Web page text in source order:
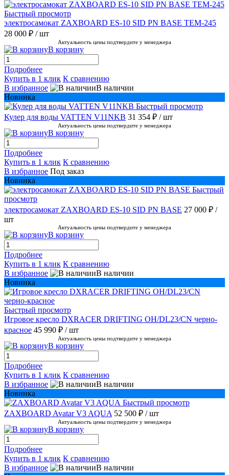
Быстрый просмотр
электросамокат ZAXBOARD ES-10 SID PN BASE TEM-245
28 000 ₽ / шт
Актуальность цены подтвердите у менеджера
В корзину
Подробнее
Купить в 1 клик К сравнению
В избранное
В наличии
Новинка
Быстрый просмотр
Кулер для воды VATTEN V11NKB 31 354 ₽ / шт
Актуальность цены подтвердите у менеджера
В корзину
Подробнее
Купить в 1 клик К сравнению
В избранное Под заказ
Новинка
Быстрый
просмотр
электросамокат ZAXBOARD ES-10 SID PN BASE 27 000 ₽ /
шт
Актуальность цены подтвердите у менеджера
В корзину
Подробнее
Купить в 1 клик К сравнению
В избранное
В наличии
Новинка
Быстрый просмотр
Игровое кресло DXRACER DRIFTING OH/DL23/CN черно-
красное 45 990 ₽ / шт
Актуальность цены подтвердите у менеджера
В корзину
Подробнее
Купить в 1 клик К сравнению
В избранное
В наличии
Новинка
Быстрый просмотр
ZAXBOARD Avatar V3 AQUA 52 500 ₽ / шт
Актуальность цены подтвердите у менеджера
В корзину
Подробнее
Купить в 1 клик К сравнению
В избранное
В наличии